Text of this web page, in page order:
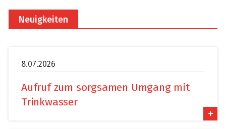
Neuigkeiten
8.07.2026
Aufruf zum sorgsamen Umgang mit
Trinkwasser
+